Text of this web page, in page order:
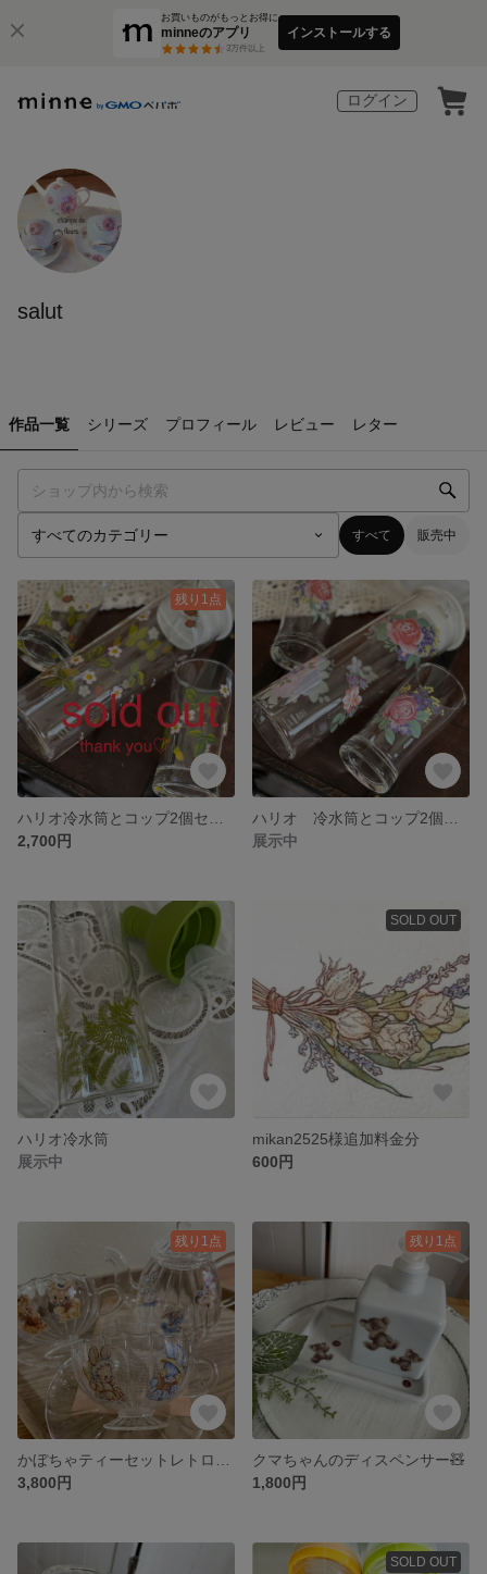
お買いものがもっとお得に
minneのアプリ
3万件以上
インストールする
ログイン
salut
作品一覧 シリーズ プロフィール レビュー レター
すべて 販売中
残り1点
2,700円
展示中
ハリオ冷水筒
展示中
SOLD OUT
mikan2525様追加料金分
600円
残り1点
3,800円
残り1点
クマちゃんのディスペンサー🧸
1,800円
SOLD OUT